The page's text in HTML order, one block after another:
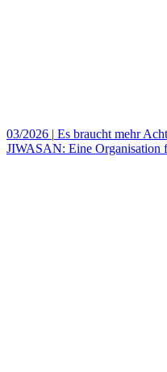
03/2026 | Es braucht mehr
JIWASAN: Eine Organisation